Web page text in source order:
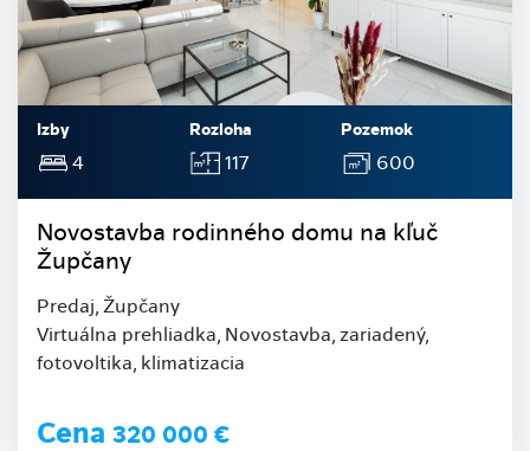
Izby
4
Rozloha
117
Pozemok
600
Novostavba rodinného domu na kľuč
Župčany
Predaj, Župčany
Virtuálna prehliadka, Novostavba, zariadený,
fotovoltika, klimatizacia
Cena 320 000 €